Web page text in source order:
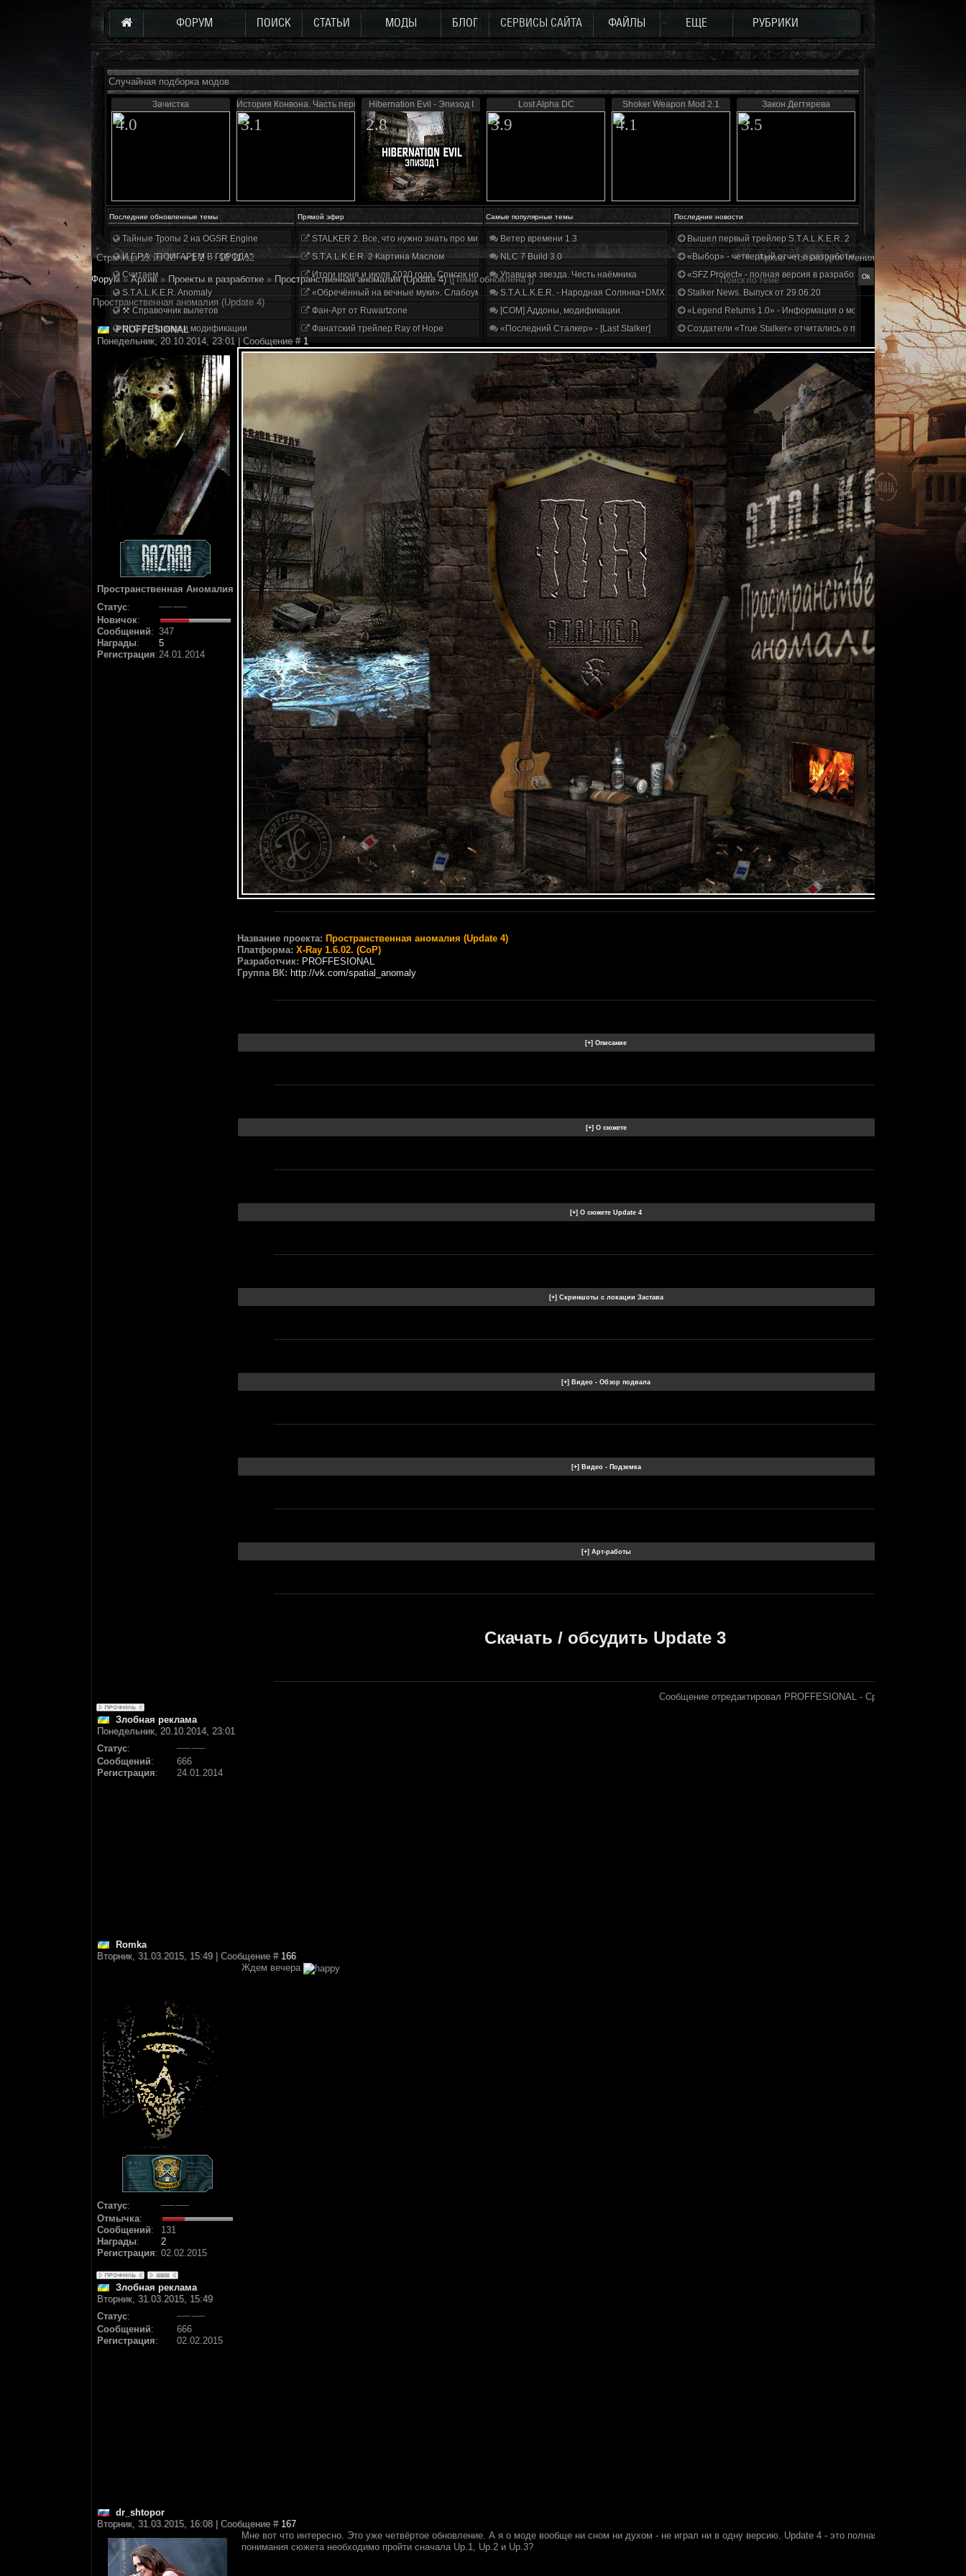
ФОРУМ ПОИСК СТАТЬИ МОДЫ БЛОГ СЕРВИСЫ САЙТА ФАЙЛЫ ЕЩЕ РУБРИКИ
Случайная подборка модов
Зачистка
4.0
История Конвона. Часть первая
3.1
Hibernation Evil - Эпизод I
2.8
Lost Alpha DC
3.9
Shoker Weapon Mod 2.1
4.1
Закон Дегтярева
3.5
Последние обновленные темы Прямой эфир Самые популярные темы Последние новости
Тайные Тропы 2 на OGSR Engine
И.Г.Р.А. "ПОИГАРЕМ В ГОРОДА"
Считаем
S.T.A.L.K.E.R. Anomaly
⚒ Справочник вылетов
NLC 7. Правки и модификации
STALKER 2. Все, что нужно знать про мир, геймплей и сюжет | Разбор трейлера
S.T.A.L.K.E.R. 2 Картина Маслом
Итоги июня и июля 2020 года. Список нововведений
«Обречённый на вечные муки». Слабоумие и отвага
Фан-Арт от Ruwartzone
Фанатский трейлер Ray of Hope
Ветер времени 1.3
NLC 7 Build 3.0
Упавшая звезда. Честь наёмника
S.T.A.L.K.E.R. - Народная Солянка+DMX 1.3.5.ООП.МА.К.
[COM] Аддоны, модификации.
«Последний Сталкер» - [Last Stalker]
Вышел первый трейлер S.T.A.L.K.E.R. 2
«Выбор» - четвертый отчет о разработке!
«SFZ Project» - полная версия в разработке!
Stalker News. Выпуск от 29.06.20
«Legend Returns 1.0» - Информация о моде за июнь 2020
Создатели «True Stalker» отчитались о проделанной работе
Страница12из12 « 1 2 … 10 11 12
Архив - только для чтения
Форум » Архив » Проекты в разработке » Пространственная аномалия (Update 4) ([Тема обновлена.])
Пространственная аномалия (Update 4)
PROFFESIONAL
Понедельник, 20.10.2014, 23:01 | Сообщение #1
Пространственная Аномалия
Статус:
Новичок:
Сообщений: 347
Награды:
5
Регистрация:24.01.2014
Название проекта: Пространственная аномалия (Update 4)
Платформа: X-Ray 1.6.02. (CoP)
Разработчик: PROFFESIONAL
Группа ВК: http://vk.com/spatial_anomaly
Скачать / обсудить Update 3
Сообщение отредактировал PROFFESIONAL - Среда, 21.01.2015,
Злобная реклама
Понедельник, 20.10.2014, 23:01
Статус:
Сообщений:
666
Регистрация: 24.01.2014
Romka
Вторник, 31.03.2015, 15:49 | Сообщение # 166
Статус:
Отмычка:
Сообщений:
131
Награды:
2
Регистрация: 02.02.2015
Ждем вечера
Злобная реклама
Вторник, 31.03.2015, 15:49
Статус:
Сообщений:
666
Регистрация: 02.02.2015
dr_shtopor
Вторник, 31.03.2015, 16:08 | Сообщение # 167
Мне вот что интересно. Это уже четвёртое обновление. А я о моде вообще ни сном ни духом - не играл ни в одну версию. Update 4 - это полная версия? Или для
понимания сюжета необходимо пройти сначала Up.1, Up.2 и Up.3?